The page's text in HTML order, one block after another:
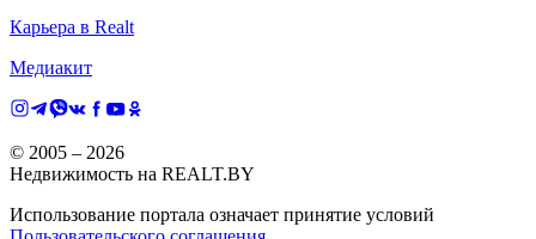
Карьера в Realt
Медиакит
© 2005 – 2026
Недвижимость на REALT.BY
Использование портала означает принятие условий